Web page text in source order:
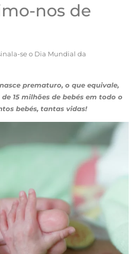
nos de
se o Dia Mundial da
prematuro, o que equivale,
15 milhões de bebés em todo o
bebés, tantas vidas!